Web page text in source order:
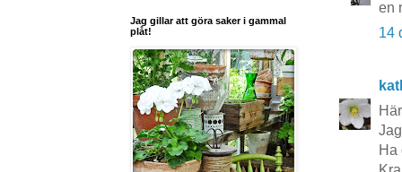
en
14
Ha
Jag gillar att göra saker i gammal
plåt!